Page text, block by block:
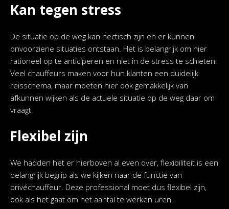
Kan tegen stress
De situatie op de weg kan hectisch zijn en er kunnen
onvoorziene situaties ontstaan. Het is belangrijk om hier
rationeel op te anticiperen en niet in de stress te schieten.
Veel chauffeurs maken voor hun klanten een duidelijk
reisschema, maar moeten hier ook gemakkelijk van
afkunnen wijken als de actuele situatie op de weg daar om
vraagt.
Flexibel zijn
We hadden het er hierboven al even over, flexibiliteit is een
belangrijk begrip als we kijken naar de functie van
privéchauffeur. Deze professional moet dus flexibel zijn,
ook als het gaat om het aantal te werken uren.